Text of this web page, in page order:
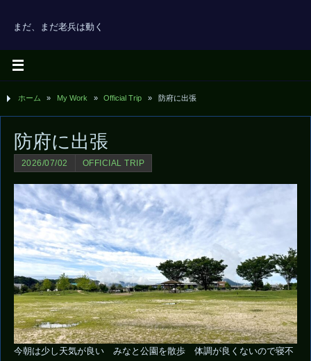
まだ、まだ老兵は動く
ホーム » My Work » Official Trip » 防府に出張
防府に出張
2026/07/02 OFFICIAL TRIP
今朝は少し天気が良い みなと公園を散歩 体調が良くないので寝不